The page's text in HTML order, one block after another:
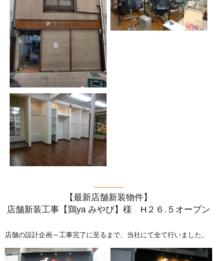
【最新店舗新装物件】
店舗新装工事【鶏ya みやび】様 H２６.５オープン
店舗の設計企画～工事完了に至るまで、当社にて全て行いました。